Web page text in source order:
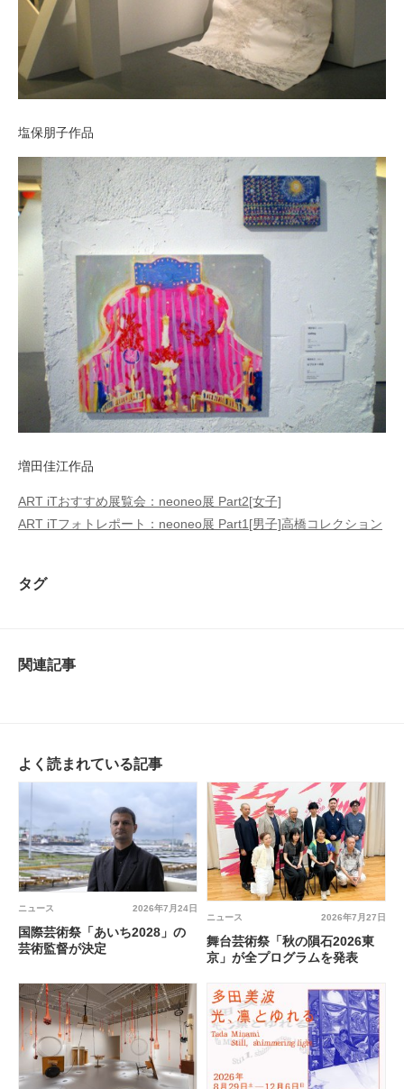
塩保朋子作品
増田佳江作品
ART iTおすすめ展覧会：neoneo展 Part2[女子]
ART iTフォトレポート：neoneo展 Part1[男子]高橋コレクション
タグ
関連記事
よく読まれている記事
2026年7月24日
ニュース
国際芸術祭「あいち2028」の
芸術監督が決定
2026年7月27日
ニュース
舞台芸術祭「秋の隕石2026東
京」が全プログラムを発表